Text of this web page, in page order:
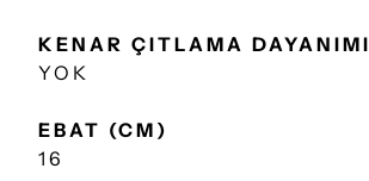
KENAR ÇITLAMA DAYANIMI
YOK
EBAT (CM)
16